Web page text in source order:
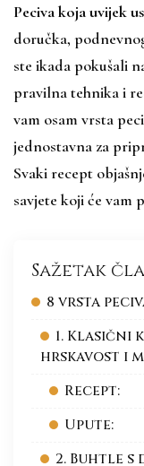
Peciva koja uvijek
doručka,
ste ikada pokušali
pravilna tehnika i
vam osam vrsta
jednostavna za
Svaki recept
savjete koji će vam
Sažetak
8 vrsta
1. Klasični
hrskavost i
Recept:
Upute:
2. Buhtle s